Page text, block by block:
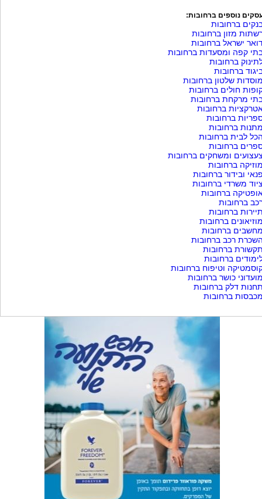
נוספים ברחובות:
ברחובות
מזון ברחובות
ישראל ברחובות
קפה ומסעדות ברחובות
ברחובות
ברחובות
שלטון ברחובות
חולים ברחובות
מרקחת ברחובות
ברחובות
ברחובות
ברחובות
לבית ברחובות
ברחובות
ומשחקים ברחובות
ברחובות
ובידור ברחובות
משרדי ברחובות
ברחובות
ברחובות
ברחובות
ברחובות
ברחובות
רכב ברחובות
ברחובות
ברחובות
וטיפוח ברחובות
כושר ברחובות
דלק ברחובות
ברחובות